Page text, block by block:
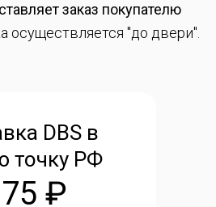
заказ покупателю
осуществляется "до двери".
DBS в
точку РФ
₽